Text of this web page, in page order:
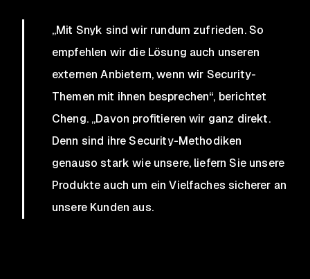
„Mit Snyk sind wir rundum zufrieden. So
empfehlen wir die Lösung auch unseren
externen Anbietern, wenn wir Security-
Themen mit ihnen besprechen“, berichtet
Cheng. „Davon profitieren wir ganz direkt.
Denn sind ihre Security-Methodiken
genauso stark wie unsere, liefern Sie unsere
Produkte auch um ein Vielfaches sicherer an
unsere Kunden aus.